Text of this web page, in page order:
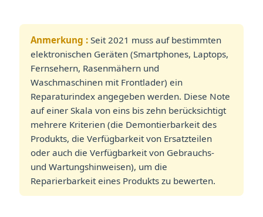
Anmerkung : Seit 2021 muss auf bestimmten
elektronischen Geräten (Smartphones, Laptops,
Fernsehern, Rasenmähern und
Waschmaschinen mit Frontlader) ein
Reparaturindex angegeben werden. Diese Note
auf einer Skala von eins bis zehn berücksichtigt
mehrere Kriterien (die Demontierbarkeit des
Produkts, die Verfügbarkeit von Ersatzteilen
oder auch die Verfügbarkeit von Gebrauchs-
und Wartungshinweisen), um die
Reparierbarkeit eines Produkts zu bewerten.